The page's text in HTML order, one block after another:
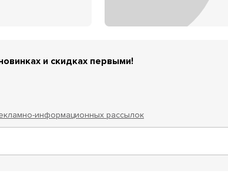
и скидках первыми!
информационных рассылок